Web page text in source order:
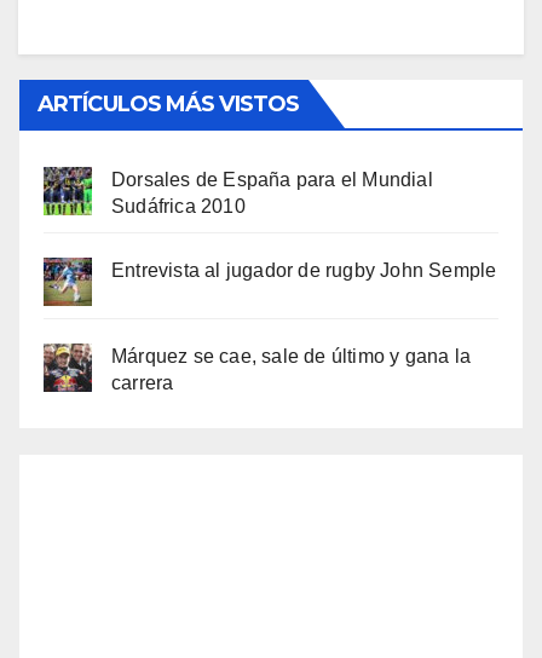
ARTÍCULOS MÁS VISTOS
Dorsales de España para el Mundial
Sudáfrica 2010
Entrevista al jugador de rugby John Semple
Márquez se cae, sale de último y gana la
carrera